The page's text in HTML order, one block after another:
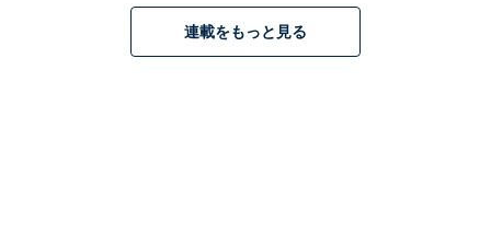
連載をもっと見る